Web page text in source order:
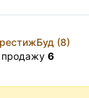
(8)
продажу6